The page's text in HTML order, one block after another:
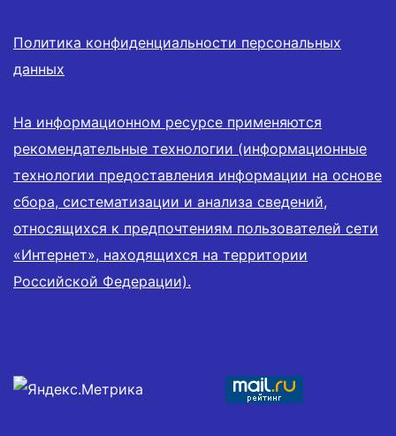
Политика конфиденциальности персональных
данных
На информационном ресурсе применяются
рекомендательные технологии (информационные
технологии предоставления информации на основе
сбора, систематизации и анализа сведений,
относящихся к предпочтениям пользователей сети
«Интернет», находящихся на территории
Российской Федерации).